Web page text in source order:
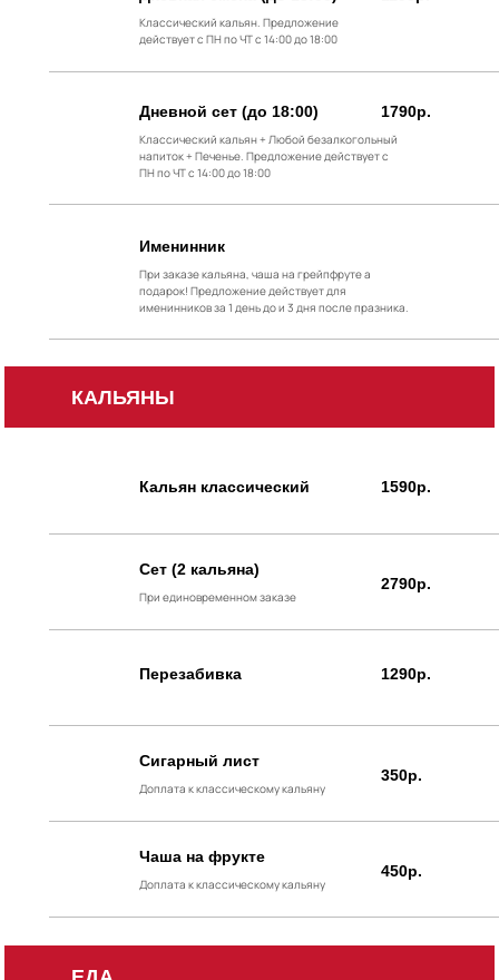
Классический кальян. Предложение
действует с ПН по ЧТ с 14:00 до 18:00
Классический кальян + Любой безалкогольный
напиток + Печенье. Предложение действует с
ПН по ЧТ с 14:00 до 18:00
Дневной сет (до 18:00) 1790р.
При заказе кальяна, чаша на грейпфруте а
подарок! Предложение действует для
именинников за 1 день до и 3 дня после празника.
Именинник
КАЛЬЯНЫ
Кальян классический 1590р.
При единовременном заказе
Сет (2 кальяна)
2790р.
Доплата к классическому кальяну
Сигарный лист
350р.
Доплата к классическому кальяну
Чаша на фрукте
450р.
1290р.
Перезабивка